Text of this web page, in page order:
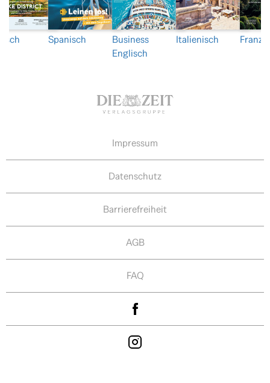
Spanisch
Business
Englisch
Italienisch
Impressum
Datenschutz
Barrierefreiheit
AGB
FAQ